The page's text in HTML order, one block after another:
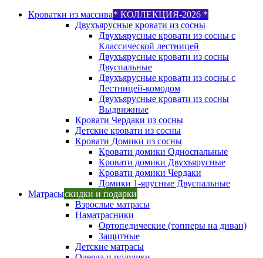
Кроватки из массива* КОЛЛЕКЦИЯ-2026 *
Двухъярусные кровати из сосны
Двухъярусные кровати из сосны с
Классической лестницей
Двухъярусные кровати из сосны
Двуспальные
Двухъярусные кровати из сосны с
Лестницей-комодом
Двухъярусные кровати из сосны
Выдвижные
Кровати Чердаки из сосны
Детские кровати из сосны
Кровати Домики из сосны
Кровати домики Односпальные
Кровати домики Двухъярусные
Кровати домики Чердаки
Домики 1-ярусные Двуспальные
Матрасыскидки и подарки
Взрослые матрасы
Наматрасники
Ортопедические (топперы на диван)
Защитные
Детские матрасы